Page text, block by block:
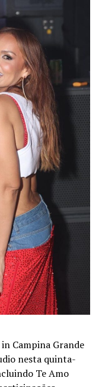
Campina Grande
nesta quinta-
Te Amo